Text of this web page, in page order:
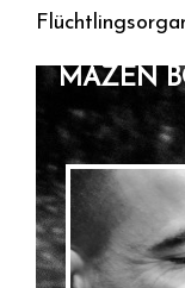
MAZEN